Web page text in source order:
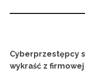
Cyberprzestępcy
wykraść z